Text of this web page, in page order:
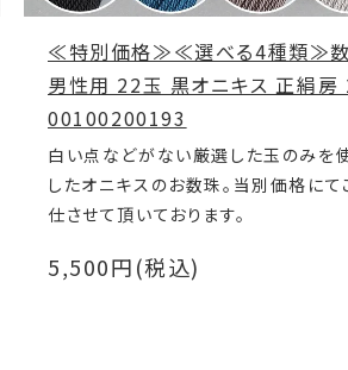
≪特別価格≫≪選べる4種類≫
男性用 22玉 黒オニキス 正絹房
00100200193
白い点などがない厳選した玉のみを
したオニキスのお数珠。当別価格にて
仕させて頂いております。
5,500円(税込)